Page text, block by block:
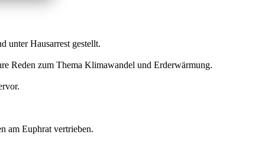
unter Hausarrest gestellt.
Reden zum Thema Klimawandel und Erderwärmung.
am Euphrat vertrieben.